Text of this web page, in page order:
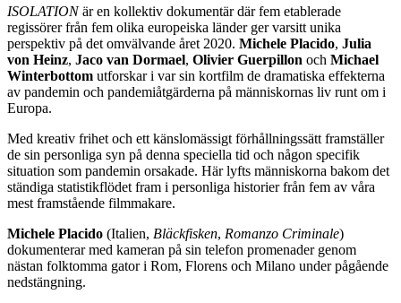
ISOLATIONär en kollektiv dokumentär där fem etablerade
regissörer från fem olika europeiska länder ger varsitt unika
perspektiv på det omvälvande året 2020. Michele Placido, Julia
von Heinz, Jaco van Dormael, Olivier Guerpillon och Michael
Winterbottom utforskar i var sin kortfilm de dramatiska effekterna
av pandemin och pandemiåtgärderna på människornas liv runt om i
Europa.
Med kreativ frihet och ett känslomässigt förhållningssätt framställer
de sin personliga syn på denna speciella tid och någon specifik
situation som pandemin orsakade. Här lyfts människorna bakom det
ständiga statistikflödet fram i personliga historier från fem av våra
mest framstående filmmakare.
Michele Placido (Italien, Bläckfisken, Romanzo Criminale)
dokumenterar med kameran på sin telefon promenader genom
nästan folktomma gator i Rom, Florens och Milano under pågående
nedstängning.